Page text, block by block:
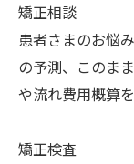
矯正相談
患者さまのお悩
の予測、このま
や流れ費用概算
矯正検査